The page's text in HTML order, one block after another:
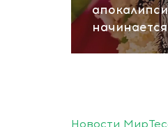
начинается
Новости